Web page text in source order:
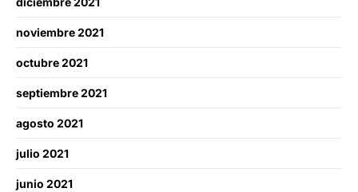
noviembre 2021
octubre 2021
septiembre 2021
agosto 2021
julio 2021
junio 2021